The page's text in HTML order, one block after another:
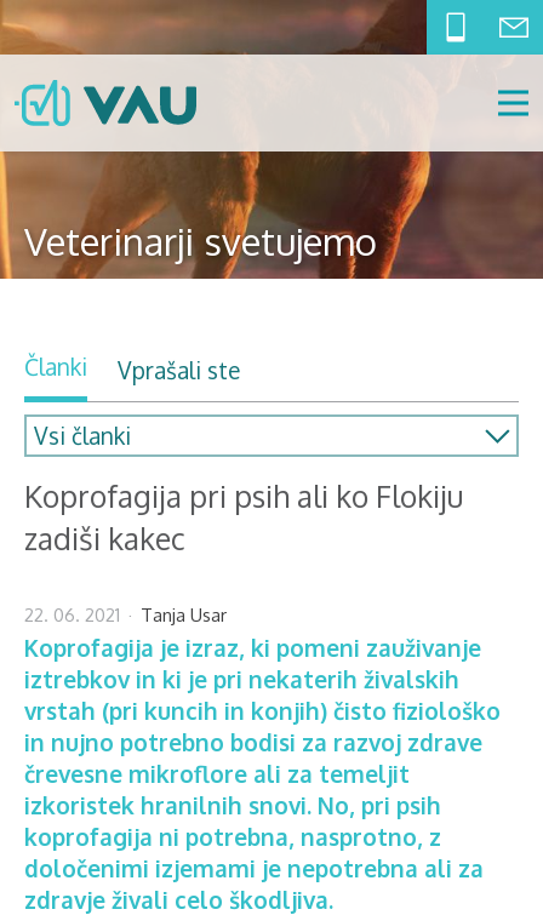
Veterinarji svetujemo
Članki Vprašali ste
Koprofagija pri psih ali ko Flokiju
zadiši kakec
22. 06. 2021 Tanja Usar
Koprofagija je izraz, ki pomeni zauživanje
iztrebkov in ki je pri nekaterih živalskih
vrstah (pri kuncih in konjih) čisto fiziološko
in nujno potrebno bodisi za razvoj zdrave
črevesne mikroflore ali za temeljit
izkoristek hranilnih snovi. No, pri psih
koprofagija ni potrebna, nasprotno, z
določenimi izjemami je nepotrebna ali za
zdravje živali celo škodljiva.